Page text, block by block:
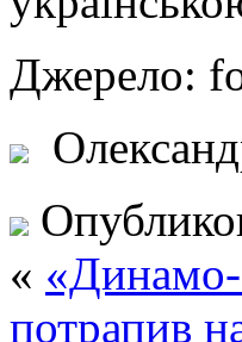
Джерело:
« «Динамо-
потрапив